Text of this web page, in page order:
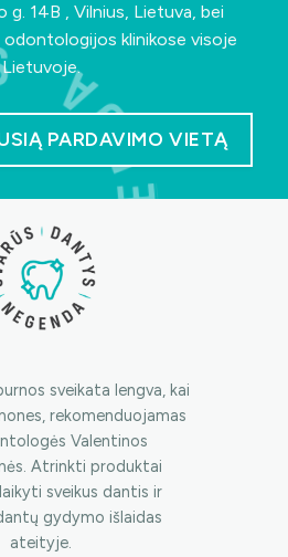
g. 14B , Vilnius, Lietuva, bei
klinikose visoje
Lietuvoje.
PARDAVIMO VIETĄ
sveikata lengva, kai
rekomenduojamas
Valentinos
Atrinkti produktai
sveikus dantis ir
gydymo išlaidas
ateityje.